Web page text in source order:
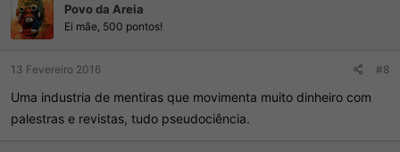
Povo da Areia
Ei mãe, 500 pontos!
13 Fevereiro 2016 #8
Uma industria de mentiras que movimenta muito dinheiro com
palestras e revistas, tudo pseudociência.